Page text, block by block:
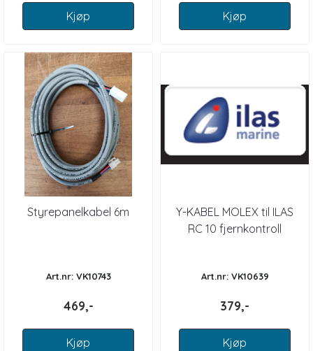
Kjøp Kjøp
Styrepanelkabel 6m
Art.nr: VK10743
469,-
Kjøp
Y-KABEL MOLEX til ILAS
RC 10 fjernkontroll
Art.nr: VK10639
379,-
Kjøp